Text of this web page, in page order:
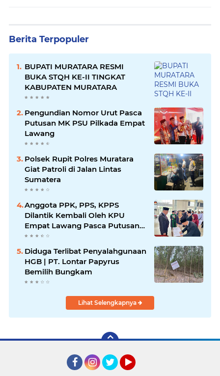
Berita Terpopuler
BUPATI MURATARA RESMI
BUKA STQH KE-II TINGKAT
KABUPATEN MURATARA
Pengundian Nomor Urut Pasca
Putusan MK PSU Pilkada Empat
Lawang
Polsek Rupit Polres Muratara
Giat Patroli di Jalan Lintas
Sumatera
Anggota PPK, PPS, KPPS
Dilantik Kembali Oleh KPU
Empat Lawang Pasca Putusan
MK
Diduga Terlibat Penyalahgunaan
HGB | PT. Lontar Papyrus
Bemilih Bungkam
Lihat Selengkapnya